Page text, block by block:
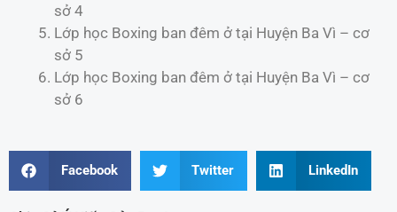
sở 4
Lớp học Boxing ban đêm ở tại Huyện Ba Vì – cơ
sở 5
Lớp học Boxing ban đêm ở tại Huyện Ba Vì – cơ
sở 6
Facebook Twitter LinkedIn